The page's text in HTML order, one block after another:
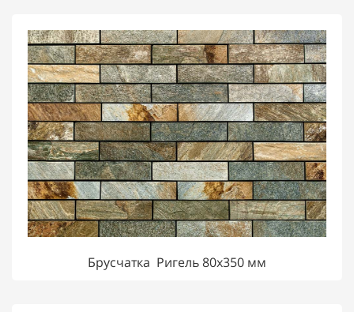
Брусчатка Ригель 80х350 мм